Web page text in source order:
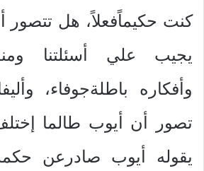
كنت حكيماًفعلاً، هل تتصور
يجيب علي أسئلتنا
وأفكاره باطلةجوفاء،
تصور أن أيوب طالما
يقوله أيوب صادرعن